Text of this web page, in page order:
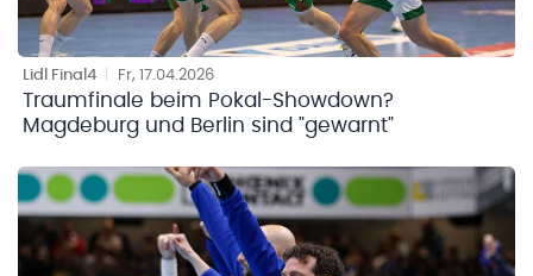
Lidl Final4 Fr, 17.04.2026
Traumfinale beim Pokal-Showdown?
Magdeburg und Berlin sind "gewarnt"